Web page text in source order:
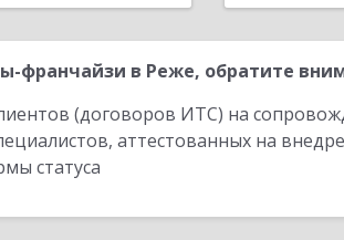
франчайзи в Реже, обратите
(договоров ИТС) на
аттестованных на
статуса